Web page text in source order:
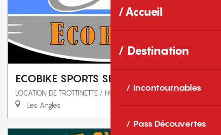
Accueil
Destination
Incontournables
Pass Découvertes
ECOBIKE SPORTS SHOP
LOCATION DE TROTTINETTE / HOVERBOARD
Les Angles